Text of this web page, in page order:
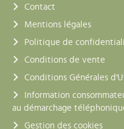
Contact
Mentions légales
Politique de
Conditions de vente
Conditions Générales
Information
au démarchage
Gestion des cookies